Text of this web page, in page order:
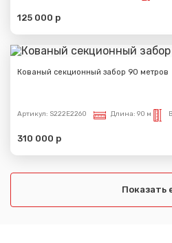
125 000 р
Кованый секционный забор 90 метров
Артикул: S222E2260 Длина: 90 м
310 000 р
Показать